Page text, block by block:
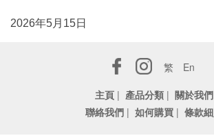
2026年5月15日
繁
En
主頁 | 產品分類 | 關於我們
聯絡我們 | 如何購買 | 條款